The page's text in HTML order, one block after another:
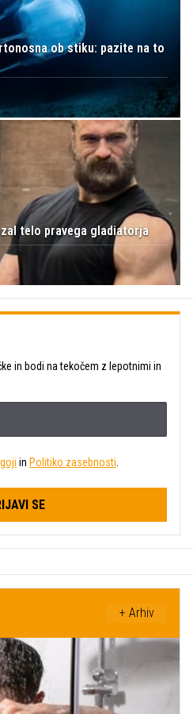
ob stiku: pazite na to
telo pravega gladiatorja
in bodi na tekočem z lepotnimi in
in Politiko zasebnosti
SE
+ Arhiv